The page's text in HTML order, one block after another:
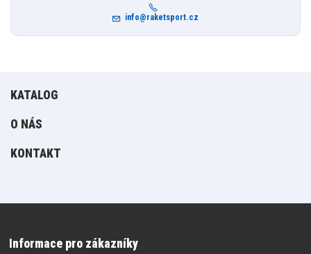
info@raketsport.cz
KATALOG
O NÁS
KONTAKT
Informace pro zákazníky